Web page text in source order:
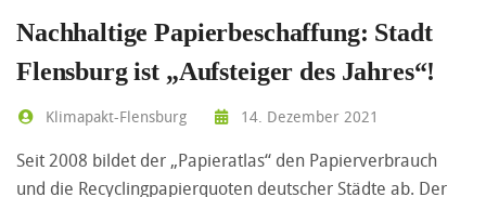
Nachhaltige Papierbeschaffung: Stadt
Flensburg ist „Aufsteiger des Jahres“!
Klimapakt-Flensburg 14. Dezember 2021
Seit 2008 bildet der „Papieratlas“ den Papierverbrauch
und die Recyclingpapierquoten deutscher Städte ab. Der